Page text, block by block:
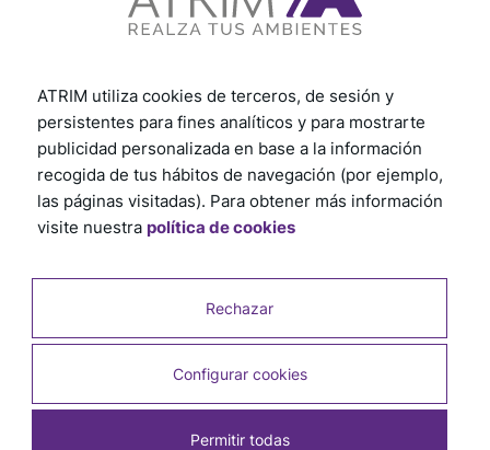
ATRIM utiliza cookies de terceros, de sesión y
persistentes para fines analíticos y para mostrarte
publicidad personalizada en base a la información
recogida de tus hábitos de navegación (por ejemplo,
las páginas visitadas). Para obtener más información
visite nuestra política de cookies
Rechazar
Configurar cookies
Permitir todas